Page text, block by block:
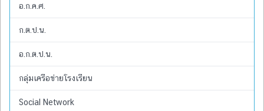
อ.ก.ค.ศ.
ก.ต.ป.น.
อ.ก.ต.ป.น.
กลุ่มเครือข่ายโรงเรียน
Social Network